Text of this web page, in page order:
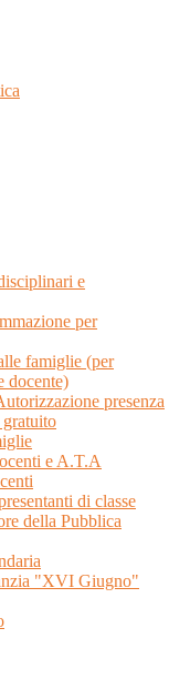
e
per
famiglie (per
docente)
presenza
gratuito
e A.T.A
di classe
della Pubblica
"XVI Giugno"